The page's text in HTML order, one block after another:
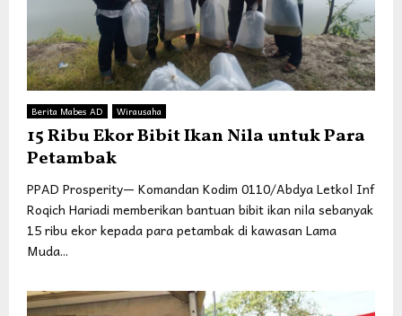
Berita Mabes AD Wirausaha
15 Ribu Ekor Bibit Ikan Nila untuk Para
Petambak
PPAD Prosperity— Komandan Kodim 0110/Abdya Letkol Inf
Roqich Hariadi memberikan bantuan bibit ikan nila sebanyak
15 ribu ekor kepada para petambak di kawasan Lama
Muda...